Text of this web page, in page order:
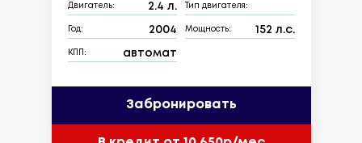
Двигатель: 2.4 л. Тип двигателя:
Год: 2004 Мощность: 152 л.с.
КПП: автомат
Забронировать